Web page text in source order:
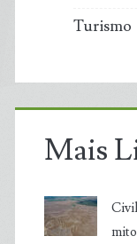
Turismo
Mais